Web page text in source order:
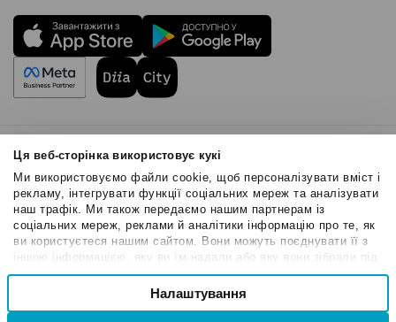
Ця веб-сторінка використовує кукі
Ми використовуємо файли cookie, щоб персоналізувати вміст і
рекламу, інтегрувати функції соціальних мереж та аналізувати
наш трафік. Ми також передаємо нашим партнерам із
соціальних мереж, реклами й аналітики інформацію про те, як
ви користуєтеся нашим сайтом. Вони можуть поєднувати її з
іншою інформацією, яку ви їм надали або яку вони зібрали під
час вашого користування їхніми службами.
Вибір
Налаштування
Правила користування
Політика Cookies
Безпека SendPulse
Політика конфіденційності
© 2015 - 2026. ТОВ «СендПульс». Всі права захищені